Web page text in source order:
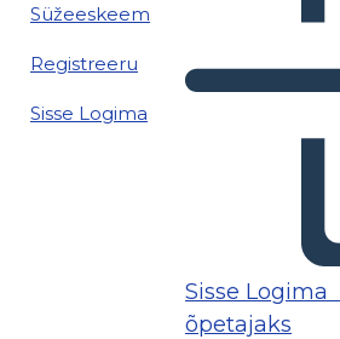
Süžeeskeem
Registreeru
Sisse Logima
Sisse Logima
õpetajaks